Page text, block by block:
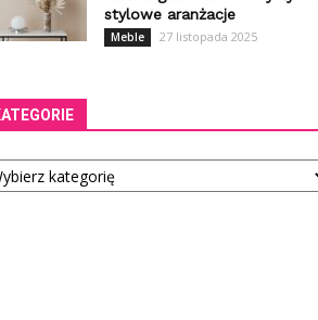
stylowe aranżacje
Meble 27 listopada 2025